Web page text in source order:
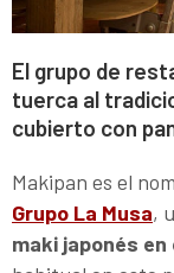
El grupo de
tuerca al
cubierto con
Makipan es el
Grupo La Musa,
maki japonés